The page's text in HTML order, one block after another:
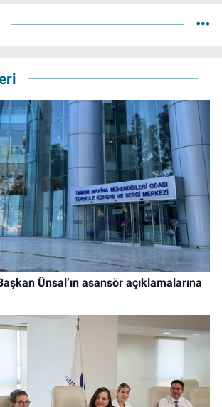
Ünsal’ın asansör açıklamalarına